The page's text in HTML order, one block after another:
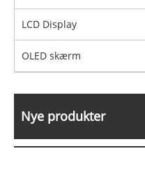
LCD Display
OLED skærm
Nye produkter